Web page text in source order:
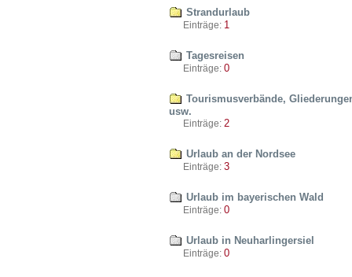
Strandurlaub
Einträge: 1
Tagesreisen
Einträge: 0
Tourismusverbände,
usw.
Einträge: 2
Urlaub an der Nordsee
Einträge: 3
Urlaub im bayerischen Wald
Einträge: 0
Urlaub in Neuharlingersiel
Einträge: 0